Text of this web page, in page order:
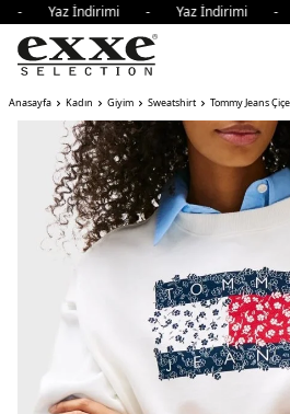
- Yaz İndirimi - Yaz
Anasayfa Kadın Giyim Sweatshirt